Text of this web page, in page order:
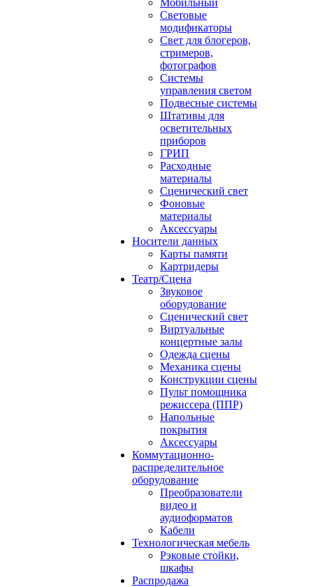
Мобильный
Световые
модификаторы
Свет для блогеров,
стримеров,
фотографов
Системы
управления светом
Подвесные системы
Штативы для
осветительных
приборов
ГРИП
Расходные
материалы
Сценический свет
Фоновые
материалы
Аксессуары
Носители данных
Карты памяти
Картридеры
Театр/Сцена
Звуковое
оборудование
Сценический свет
Виртуальные
концертные залы
Одежда сцены
Механика сцены
Конструкции сцены
Пульт помощника
режиссера (ППР)
Напольные
покрытия
Аксессуары
Коммутационно-
распределительное
оборудование
Преобразователи
видео и
аудиоформатов
Кабели
Технологическая мебель
Рэковые стойки,
шкафы
Распродажа